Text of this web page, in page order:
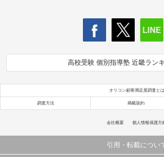
高校受験 個別指導塾 近畿ラン
オリコン顧客満足度調査とは
調査方法 掲載規約
会社概要 個人情報保護方
引用・転載につい